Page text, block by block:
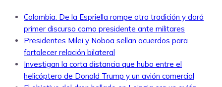
Colombia: De la Espriella rompe otra tradición y dará
primer discurso como presidente ante militares
Presidentes Milei y Noboa sellan acuerdos para
fortalecer relación bilateral
Investigan la corta distancia que hubo entre el
helicóptero de Donald Trump y un avión comercial